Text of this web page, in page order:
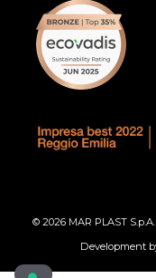
© 2026 MAR PLAST
Development